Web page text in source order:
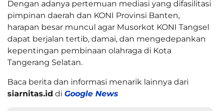
Dengan adanya pertemuan mediasi yang difasilitasi
pimpinan daerah dan KONI Provinsi Banten,
harapan besar muncul agar Musorkot KONI Tangsel
dapat berjalan tertib, damai, dan mengedepankan
kepentingan pembinaan olahraga di Kota
Tangerang Selatan.
Baca berita dan informasi menarik lainnya dari
siarnitas.id di Google News